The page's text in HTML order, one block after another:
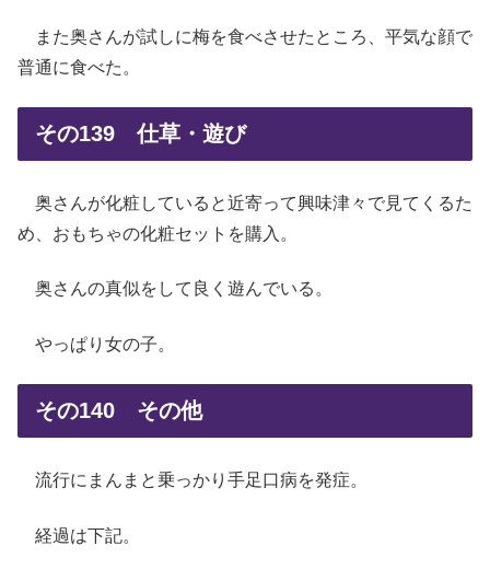
また奥さんが試しに梅を食べさせたところ、平気な顔で
普通に食べた。
その139 仕草・遊び
奥さんが化粧していると近寄って興味津々で見てくるた
め、おもちゃの化粧セットを購入。
奥さんの真似をして良く遊んでいる。
やっぱり女の子。
その140 その他
流行にまんまと乗っかり手足口病を発症。
経過は下記。